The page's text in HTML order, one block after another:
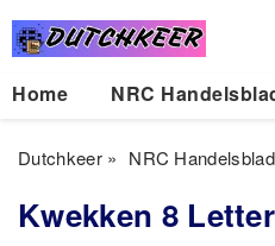
Home NRC
Dutchkeer» NRC Handelsblad
Kwekken 8